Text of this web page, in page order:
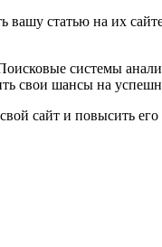
вашу статью на их
системы
свои шансы на
сайт и повысить